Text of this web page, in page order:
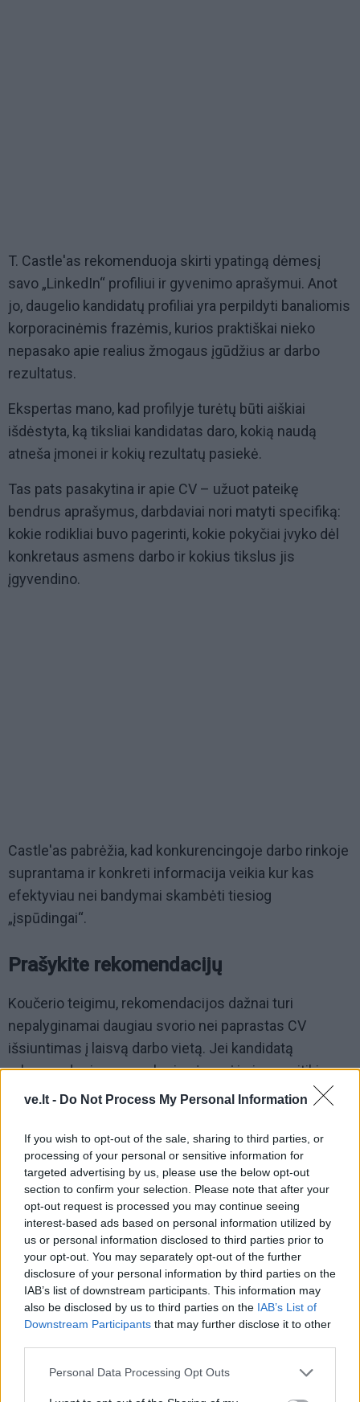
ve.lt - Do Not Process My Personal Information
If you wish to opt-out of the sale, sharing to third parties, or
processing of your personal or sensitive information for
targeted advertising by us, please use the below opt-out
section to confirm your selection. Please note that after your
opt-out request is processed you may continue seeing
interest-based ads based on personal information utilized by
us or personal information disclosed to third parties prior to
your opt-out. You may separately opt-out of the further
disclosure of your personal information by third parties on the
IAB’s list of downstream participants. This information may
also be disclosed by us to third parties on the IAB’s List of
Downstream Participants that may further disclose it to other
Personal Data Processing Opt Outs
T. Castle'as rekomenduoja skirti ypatingą dėmesį
savo „LinkedIn“ profiliui ir gyvenimo aprašymui. Anot
jo, daugelio kandidatų profiliai yra perpildyti banaliomis
korporacinėmis frazėmis, kurios praktiškai nieko
nepasako apie realius žmogaus įgūdžius ar darbo
rezultatus.
Ekspertas mano, kad profilyje turėtų būti aiškiai
išdėstyta, ką tiksliai kandidatas daro, kokią naudą
atneša įmonei ir kokių rezultatų pasiekė.
Tas pats pasakytina ir apie CV – užuot pateikę
bendrus aprašymus, darbdaviai nori matyti specifiką:
kokie rodikliai buvo pagerinti, kokie pokyčiai įvyko dėl
konkretaus asmens darbo ir kokius tikslus jis
įgyvendino.
Castle'as pabrėžia, kad konkurencingoje darbo rinkoje
suprantama ir konkreti informacija veikia kur kas
efektyviau nei bandymai skambėti tiesiog
„įspūdingai“.
Prašykite rekomendacijų
Koučerio teigimu, rekomendacijos dažnai turi
nepalyginamai daugiau svorio nei paprastas CV
išsiuntimas į laisvą darbo vietą. Jei kandidatą
rekomenduoja asmuo, kuriuo įmonėje jau pasitikima,
tai akimirksniu pakelia darbdavio pasitikėjimo lygį.
Castle'as pastebi, kad daugelis žmonių nedrįsta